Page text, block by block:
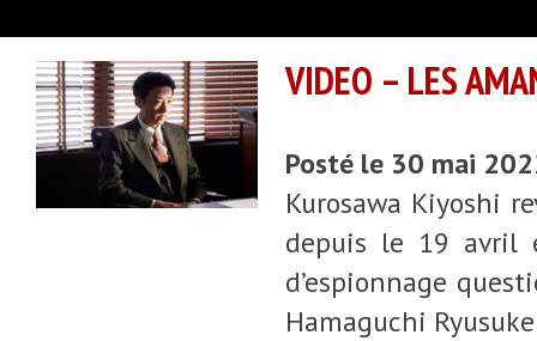
VIDEO – LES
Posté le 30 mai
Kurosawa Kiyoshi
depuis le 19 avril
d’espionnage
Hamaguchi